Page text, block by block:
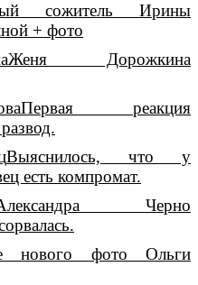
сожитель Ирины
+ фото
Женя Дорожкина
Первая реакция
Выяснилось, что у
есть компромат.
Черно
нового фото Ольги